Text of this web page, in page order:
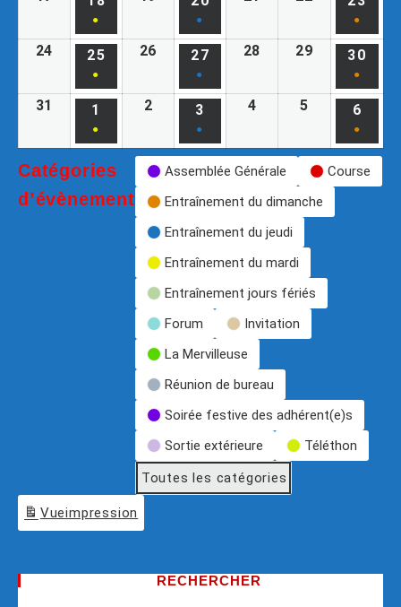
● ● ●
24 25
●
26 27
●
28 29 30
●
31 1
●
2 3
●
4 5 6
●
Catégories
d’évènement
Assemblée Générale
Course
Entraînement du dimanche
Entraînement du jeudi
Entraînement du mardi
Entraînement jours fériés
Forum
Invitation
La Mervilleuse
Réunion de bureau
Soirée festive des adhérent(e)s
Sortie extérieure
Téléthon
Toutes les catégories
Vueimpression
RECHERCHER